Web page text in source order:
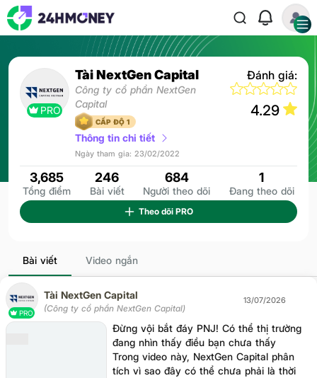
PRO
Tài NextGen Capital
Công ty cổ phần NextGen
Capital
CẤP ĐỘ 1
Thông tin chi tiết
Ngày tham gia: 23/02/2022
Đánh giá:
4.29
3,685
Tổng điểm
246
Bài viết
684
Người theo dõi
1
Đang theo dõi
Theo dõi PRO
Bài viết Video ngắn
PRO
Tài NextGen Capital
(Công ty cổ phần NextGen Capital)
13/07/2026
Đừng vội bắt đáy PNJ! Có thể thị trường
đang nhìn thấy điều bạn chưa thấy
Trong video này, NextGen Capital phân
tích vì sao đây có thể chưa phải là thời